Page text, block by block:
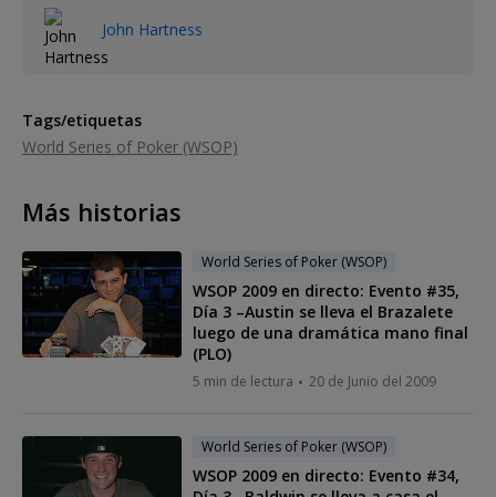
John Hartness
Tags/etiquetas
World Series of Poker (WSOP)
Más historias
World Series of Poker (WSOP)
WSOP 2009 en directo: Evento #35,
Día 3 –Austin se lleva el Brazalete
luego de una dramática mano final
(PLO)
5 min de lectura 20 de Junio del 2009
World Series of Poker (WSOP)
WSOP 2009 en directo: Evento #34,